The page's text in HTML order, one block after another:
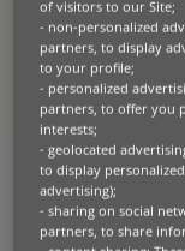
Avec l’arrivée à
renouveler sans
Dans l’esprit de sa
quatre piliers
achats responsables
cherchait une
La solution
of visitors to our Site;
- non-personalized
partners, to display
to your profile;
- personalized
partners, to offer you
interests;
- geolocated
to display
advertising);
- sharing on social
partners, to share